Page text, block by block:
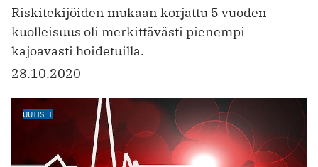
Riskitekijöiden mukaan korjattu 5 vuoden
kuolleisuus oli merkittävästi pienempi
kajoavasti hoidetuilla.
28.10.2020
UUTISET